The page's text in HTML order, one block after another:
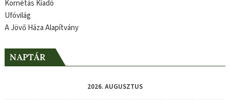
Kornétás Kiadó
Ufóvilág
A Jövő Háza Alapítvány
NAPTÁR
2026. AUGUSZTUS